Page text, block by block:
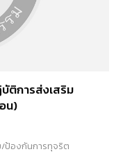
ติการส่งเสริม
น)
/ป้องกันการทุจริต